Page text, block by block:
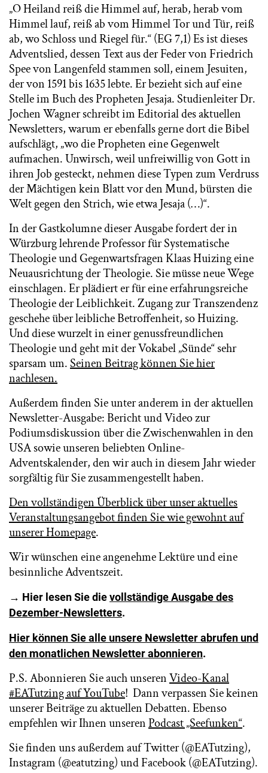
„O Heiland reiß die Himmel auf, herab, herab vom
Himmel lauf, reiß ab vom Himmel Tor und Tür, reiß
ab, wo Schloss und Riegel für.“ (EG 7,1) Es ist dieses
Adventslied, dessen Text aus der Feder von Friedrich
Spee von Langenfeld stammen soll, einem Jesuiten,
der von 1591 bis 1635 lebte. Er bezieht sich auf eine
Stelle im Buch des Propheten Jesaja. Studienleiter Dr.
Jochen Wagner schreibt im Editorial des aktuellen
Newsletters, warum er ebenfalls gerne dort die Bibel
aufschlägt, „wo die Propheten eine Gegenwelt
aufmachen. Unwirsch, weil unfreiwillig von Gott in
ihren Job gesteckt, nehmen diese Typen zum Verdruss
der Mächtigen kein Blatt vor den Mund, bürsten die
Welt gegen den Strich, wie etwa Jesaja (…)“.
In der Gastkolumne dieser Ausgabe fordert der in
Würzburg lehrende Professor für Systematische
Theologie und Gegenwartsfragen Klaas Huizing eine
Neuausrichtung der Theologie. Sie müsse neue Wege
einschlagen. Er plädiert er für eine erfahrungsreiche
Theologie der Leiblichkeit. Zugang zur Transzendenz
geschehe über leibliche Betroffenheit, so Huizing.
Und diese wurzelt in einer genussfreundlichen
Theologie und geht mit der Vokabel „Sünde“ sehr
sparsam um.Seinen Beitrag können Sie hier
nachlesen.
Außerdem finden Sie unter anderem in der aktuellen
Newsletter-Ausgabe: Bericht und Video zur
Podiumsdiskussion über die Zwischenwahlen in den
USA sowie unseren beliebten Online-
Adventskalender, den wir auch in diesem Jahr wieder
sorgfältig für Sie zusammengestellt haben.
Den vollständigen Überblick über unser aktuelles
Veranstaltungsangebot finden Sie wie gewohnt auf
unserer Homepage.
Wir wünschen eine angenehme Lektüre und eine
besinnliche Adventszeit.
→ Hier lesen Sie dievollständige Ausgabe des
Dezember-Newsletters.
Hier können Sie alle unsere Newsletter abrufen und
den monatlichen Newsletter abonnieren.
P.S. Abonnieren Sie auch unserenVideo-Kanal
#EATutzing auf YouTube! Dann verpassen Sie keinen
unserer Beiträge zu aktuellen Debatten. Ebenso
empfehlen wir Ihnen unserenPodcast „Seefunken“.
Sie finden uns außerdem auf Twitter (@EATutzing),
Instagram (@eatutzing) und Facebook (@EATutzing).